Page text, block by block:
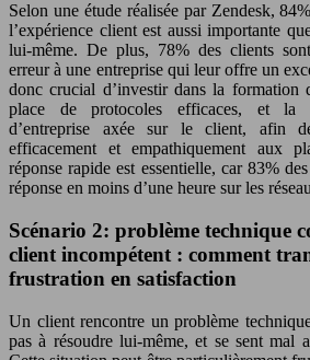
Selon une étude réalisée par Zendesk,
l’expérience client est aussi importante
lui-même. De plus, 78% des clients
erreur à une entreprise qui leur offre un
donc crucial d’investir dans la formation
place de protocoles efficaces, et la
d’entreprise axée sur le client, afin
efficacement et empathiquement aux
réponse rapide est essentielle, car 83%
réponse en moins d’une heure sur les
Scénario 2: problème technique
client incompétent : comment
frustration en satisfaction
Un client rencontre un problème
pas à résoudre lui-même, et se sent mal